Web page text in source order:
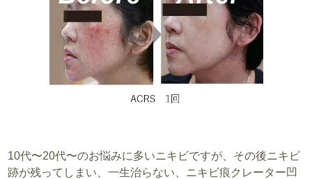
10代〜20代〜のお悩みに多いニキビですが、その後ニキビ
跡が残ってしまい、一生治らない、ニキビ痕クレーター凹